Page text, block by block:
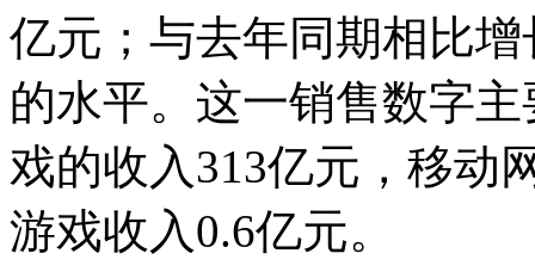
亿元；与去年同期相比
的水平。这一销售数字
戏的收入313亿元，移动
游戏收入0.6亿元。